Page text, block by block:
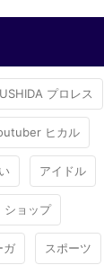
プロレス
ヒカル
アイドル
ショップ
ガ スポーツ